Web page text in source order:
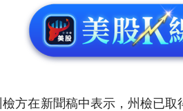
方在新聞稿中表示，州檢已